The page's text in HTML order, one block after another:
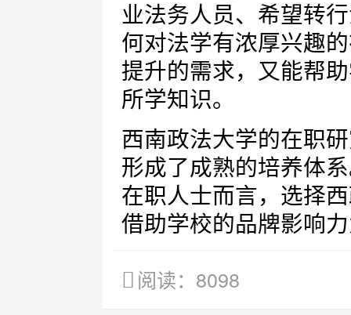
业法务人员、希望转
何对法学有浓厚兴趣
提升的需求，又能帮
所学知识。
西南政法大学的在职
形成了成熟的培养体
在职人士而言，选择
借助学校的品牌影响
阅读：8098